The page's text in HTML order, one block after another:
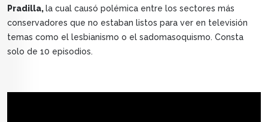
Pradilla,la cual causó polémica entre los sectores más
conservadores que no estaban listos para ver en televisión
temas como el lesbianismo o el sadomasoquismo. Consta
solo de 10 episodios.